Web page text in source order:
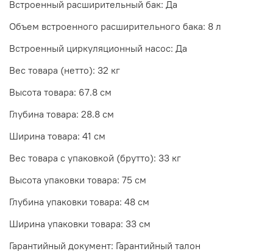
Встроенный расширительный бак: Да
Объем встроенного расширительного бака: 8 л
Встроенный циркуляционный насос: Да
Вес товара (нетто): 32 кг
Высота товара: 67.8 см
Глубина товара: 28.8 см
Ширина товара: 41 см
Вес товара с упаковкой (брутто): 33 кг
Высота упаковки товара: 75 см
Глубина упаковки товара: 48 см
Ширина упаковки товара: 33 см
Гарантийный документ: Гарантийный талон